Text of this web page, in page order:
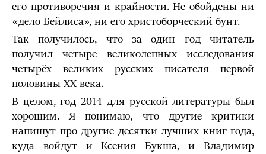
его противоречия и крайности. Не обойдены ни
«дело Бейлиса», ни его христоборческий бунт.
Так получилось, что за один год читатель
получил четыре великолепных исследования
четырёх великих русских писателя первой
половины ХХ века.
В целом, год 2014 для русской литературы был
хорошим. Я понимаю, что другие критики
напишут про другие десятки лучших книг года,
куда войдут и Ксения Букша, и Владимир